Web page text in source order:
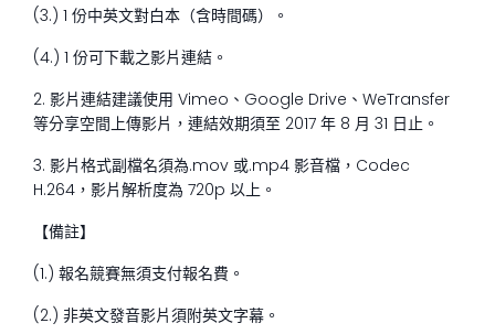
(3.) 1 份中英文對白本（含時間碼）。
(4.) 1 份可下載之影片連結。
2. 影片連結建議使用 Vimeo、Google Drive、WeTransfer
等分享空間上傳影片，連結效期須至 2017 年 8 月 31 日止。
3. 影片格式副檔名須為.mov 或.mp4 影音檔，Codec
H.264，影片解析度為 720p 以上。
【備註】
(1.) 報名競賽無須支付報名費。
(2.) 非英文發音影片須附英文字幕。